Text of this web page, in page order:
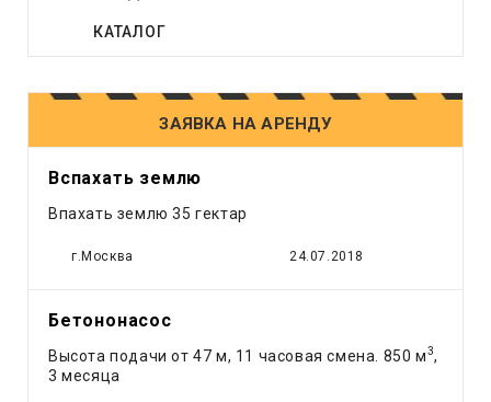
Генератор
Грейдер
Лесовоз
Манипулятор
Самосвал
КАТАЛОГ
ЗАЯВКА НА АРЕНДУ
Вспахать землю
Впахать землю 35 гектар
г.Москва 24.07.2018
Бетононасос
Высота подачи от 47 м, 11 часовая смена. 850 м3,
3 месяца